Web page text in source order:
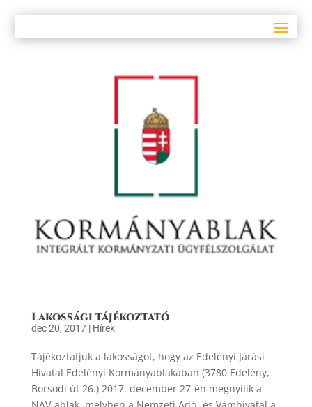
Lakossági tájékoztató
dec 20, 2017| Hírek
Tájékoztatjuk a lakosságot, hogy az Edelényi Járási
Hivatal Edelényi Kormányablakában (3780 Edelény,
Borsodi út 26.) 2017. december 27-én megnyílik a